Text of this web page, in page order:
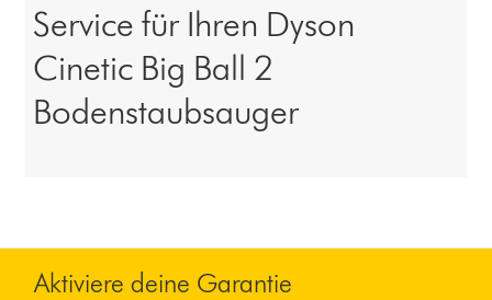
Service für Ihren Dyson
Cinetic Big Ball 2
Bodenstaubsauger
Aktiviere deine Garantie